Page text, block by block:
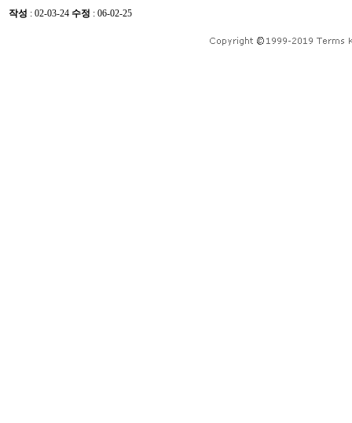
작성 : 02-03-24 수정 : 06-02-25